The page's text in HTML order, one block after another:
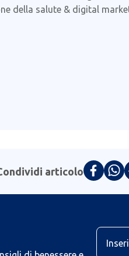
della salute & digital
articolo